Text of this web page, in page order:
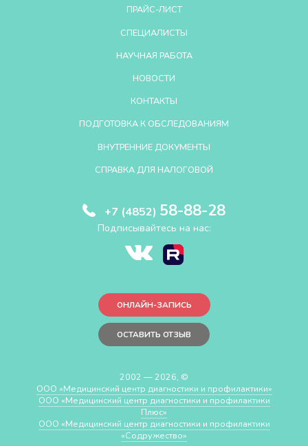
ПРАЙС-ЛИСТ
СПЕЦИАЛИСТЫ
НАУЧНАЯ РАБОТА
НОВОСТИ
КОНТАКТЫ
ПОДГОТОВКА К ОБСЛЕДОВАНИЯМ
ВНУТРЕННИЕ ДОКУМЕНТЫ
СПРАВКА ДЛЯ НАЛОГОВОЙ
+7 (4852) 58-88-28
Подписывайтесь на нас:
ОНЛАЙН-ЗАПИСЬ
ОСТАВИТЬ ОТЗЫВ
2002 — 2026, ©
ООО «Медицинский центр диагностики и профилактики»
ООО «Медицинский центр диагностики и профилактики
Плюс»
ООО «Медицинский центр диагностики и профилактики
«Cодружество»